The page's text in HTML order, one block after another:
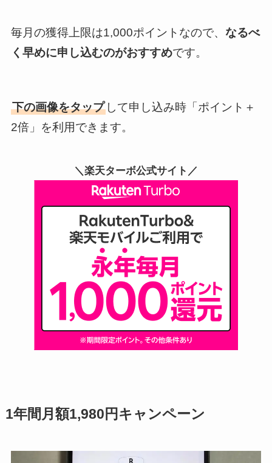
毎月の獲得上限は1,000ポイントなので、 なるべ
く早めに申し込むのがおすすめです。
下の画像をタップして申し込み時「ポイント＋
2倍」を利用できます。
＼楽天ターボ公式サイト／
1年間月額1,980円キャンペーン